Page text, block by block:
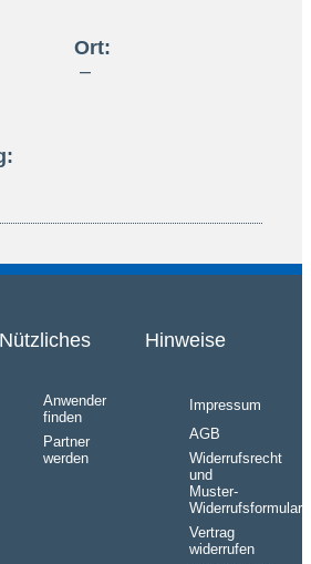
Ort:
–
Nützliches
Anwender
finden
Partner
werden
Hinweise
Impressum
AGB
Widerrufsrecht
und
Muster-
Widerrufsformular
Vertrag
widerrufen